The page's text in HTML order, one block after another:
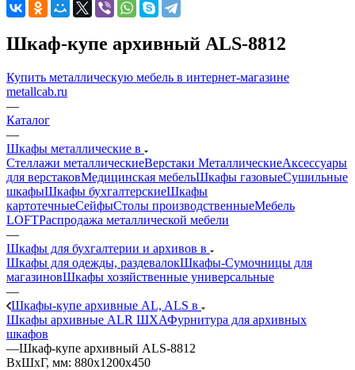
Шкаф-купе архивный ALS-8812
Купить металлическую мебель в интернет-магазине
metallcab.ru
—
Каталог
—
Шкафы металлические в
Стеллажи металлическиеВерстаки МеталлическиеАксессуары
для верстаковМедицинская мебельШкафы газовыеСушильные
шкафыШкафы бухгалтерскиеШкафы
картотечныеСейфыСтолы производственныеМебель
LOFTРаспродажа металлической мебели
—
Шкафы для бухгалтерии и архивов в
Шкафы для одежды, раздевалокШкафы-Сумочницы для
магазиновШкафы хозяйственные универсальные
—
Шкафы-купе архивные AL, ALS в
Шкафы архивные ALR ШХАФурнитура для архивных
шкафов
—Шкаф-купе архивный ALS-8812
ВхШхГ, мм: 880x1200x450